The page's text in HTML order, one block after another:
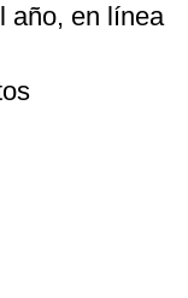
año, en línea